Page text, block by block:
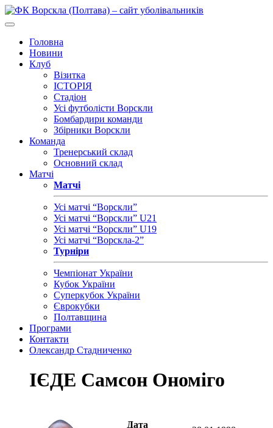
Головна
Новини
Клуб
Візитка
ІСТОРІЯ
Стадіон
Усі футболісти Ворскли
Бомбардири команди
Збірники Ворскли
Команда
Тренерський склад
Основний склад
Матчі
Матчі
Усі матчі “Ворскли”
Усі матчі “Ворскли” U21
Усі матчі “Ворскли” U19
Усі матчі “Ворскла-2”
Турніри
Чемпіонат України
Кубок України
Суперкубок України
Єврокубки
Полтавщина
Програми
Контакти
Олександр Стадниченко
ІЄДЕ Самсон Ономіго
Дата